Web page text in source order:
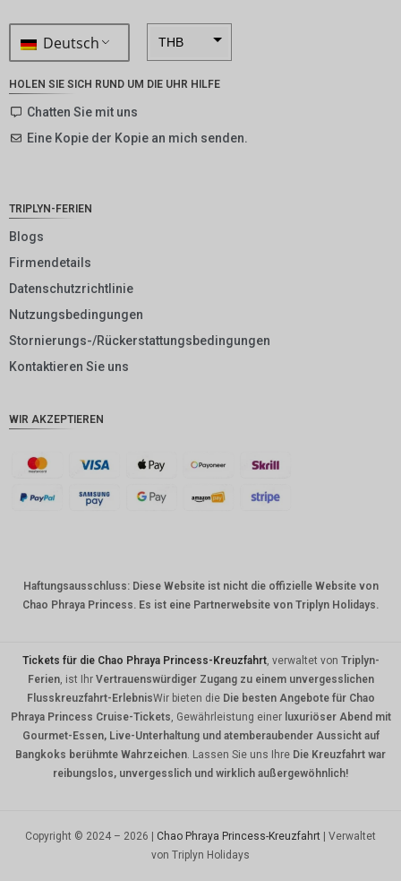
Deutsch THB
NZD
AUD
KRW
MYR
HKD
SGD
USD
HOLEN SIE SICH RUND UM DIE UHR HILFE
Chatten Sie mit uns
Eine Kopie der Kopie an mich senden.
TRIPLYN-FERIEN
Blogs
Firmendetails
Datenschutzrichtlinie
Nutzungsbedingungen
Stornierungs-/Rückerstattungsbedingungen
Kontaktieren Sie uns
WIR AKZEPTIEREN
Haftungsausschluss: Diese Website ist nicht die offizielle Website von
Chao Phraya Princess. Es ist eine Partnerwebsite von Triplyn Holidays.
Tickets für die Chao Phraya Princess-Kreuzfahrt, verwaltet von Triplyn-
Ferien, ist Ihr Vertrauenswürdiger Zugang zu einem unvergesslichen
Flusskreuzfahrt-ErlebnisWir bieten die Die besten Angebote für Chao
Phraya Princess Cruise-Tickets , Gewährleistung einer luxuriöser Abend mit
Gourmet-Essen, Live-Unterhaltung und atemberaubender Aussicht auf
Bangkoks berühmte Wahrzeichen . Lassen Sie uns Ihre Die Kreuzfahrt war
reibungslos, unvergesslich und wirklich außergewöhnlich!
Copyright © 2024 – 2026 | Chao Phraya Princess-Kreuzfahrt | Verwaltet
von Triplyn Holidays